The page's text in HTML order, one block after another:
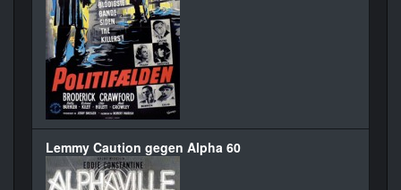
Lemmy Caution gegen Alpha 60